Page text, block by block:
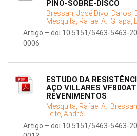
PINO-SOBRE-DISCO
Bressan, José Divo; Daros,
Mesquita, Rafael A.; Gilapa,
Artigo – doi 10.5151/5463-5463-
0006
ESTUDO DA
AÇO VILLARES
REVENIMENTOS
Mesquita, Rafael A.;
Leite, André L.
Artigo – doi 10.5151/5463-5463-